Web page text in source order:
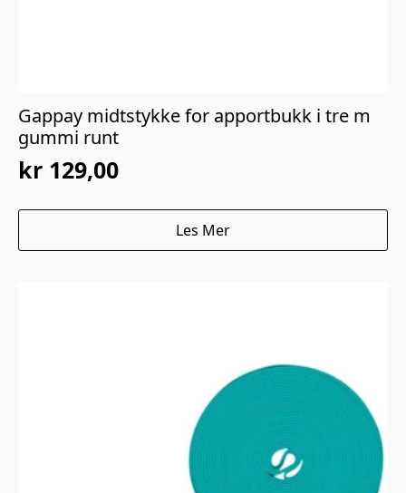
Gappay midtstykke for apportbukk i tre m
gummi runt
kr 129,00
Les Mer